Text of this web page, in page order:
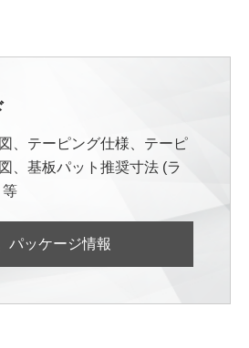
、テーピング仕様、テーピ
、基板パット推奨寸法 (ラ
等
パッケージ情報